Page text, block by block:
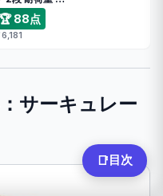
📑 目次
🏆 88点
6,181
サーキュレー